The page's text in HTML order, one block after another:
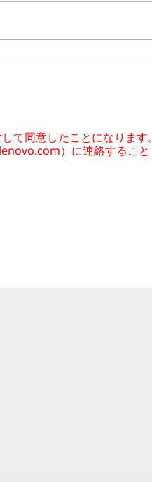
て同意したことになります。
） に連絡すること